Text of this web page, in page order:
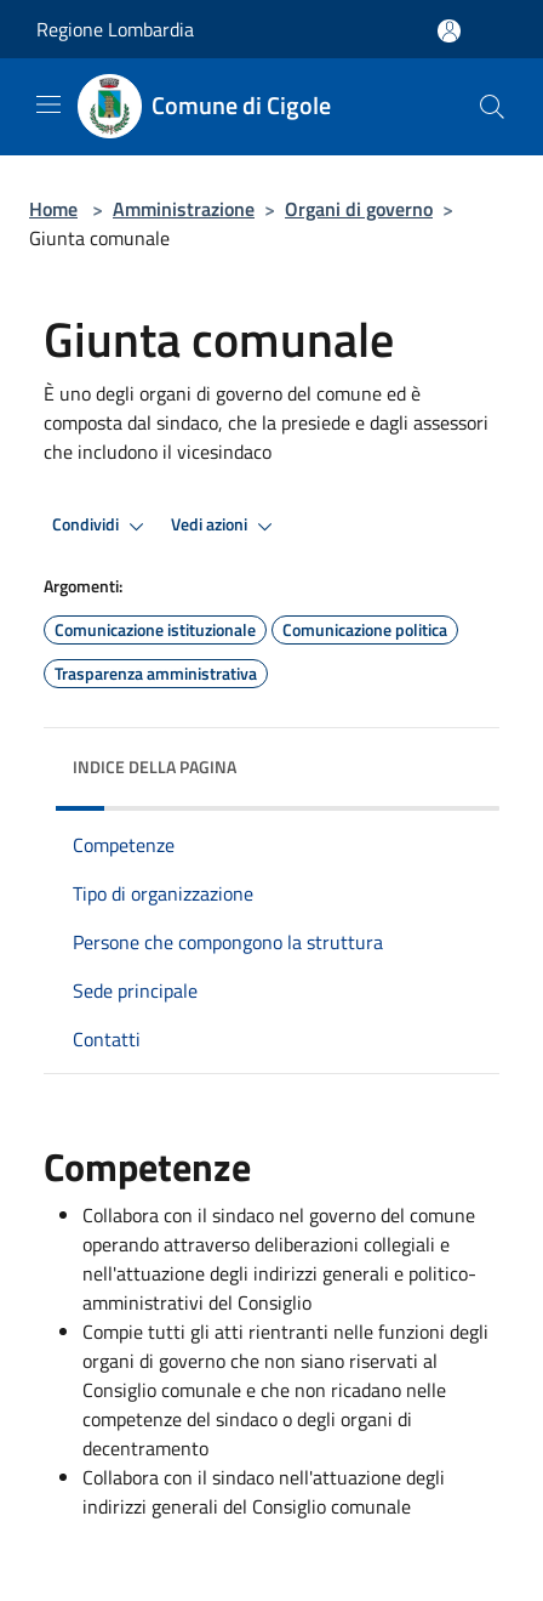
Regione Lombardia
Comune di Cigole
Home > Amministrazione > Organi di governo >
Giunta comunale
Giunta comunale
È uno degli organi di governo del comune ed è
composta dal sindaco, che la presiede e dagli assessori
che includono il vicesindaco
Condividi Vedi azioni
Argomenti:
Comunicazione istituzionale
Comunicazione politica
Trasparenza amministrativa
INDICE DELLA PAGINA
Competenze
Tipo di organizzazione
Persone che compongono la struttura
Sede principale
Contatti
Competenze
Collabora con il sindaco nel governo del comune
operando attraverso deliberazioni collegiali e
nell'attuazione degli indirizzi generali e politico-
amministrativi del Consiglio
Compie tutti gli atti rientranti nelle funzioni degli
organi di governo che non siano riservati al
Consiglio comunale e che non ricadano nelle
competenze del sindaco o degli organi di
decentramento
Collabora con il sindaco nell'attuazione degli
indirizzi generali del Consiglio comunale